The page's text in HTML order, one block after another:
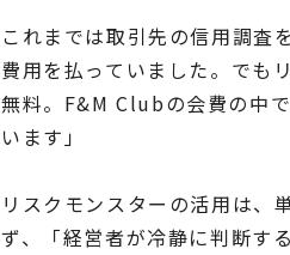
これまでは取引先の信用調査
費用を払っていました。でも
無料。F&M Clubの会費の中
います」
リスクモンスターの活用は、
ず、「経営者が冷静に判断す